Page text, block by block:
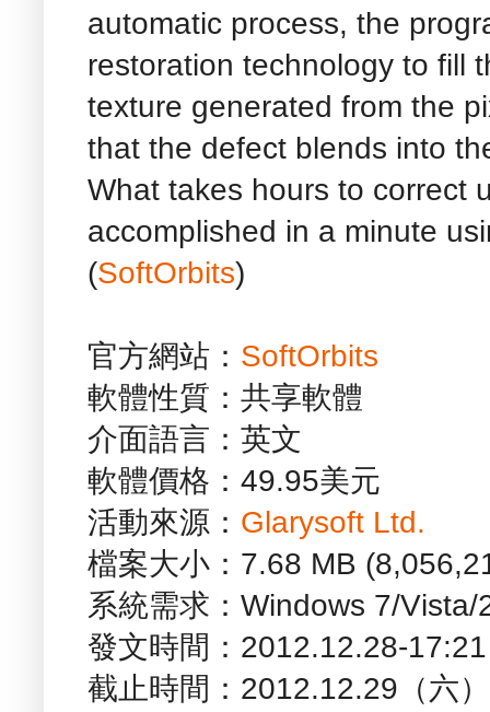
automatic process, the
restoration technology to fill
texture generated from the
that the defect blends into
What takes hours to correct
accomplished in a minute
(SoftOrbits)
官方網站： SoftOrbits
軟體性質：共享軟體
介面語言：英文
軟體價格：49.95美元
活動來源： Glarysoft Ltd.
檔案大小：7.68 MB
系統需求：Windows 7/
發文時間：2012.12.28-
截止時間：2012.12.29（六